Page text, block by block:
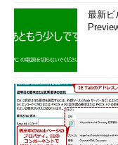
最新ビ